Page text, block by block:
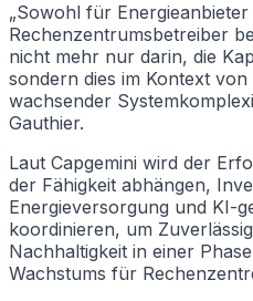
„Sowohl für
Rechenzentrumsbetreiber
nicht mehr nur darin, die
sondern dies im Kontext
wachsender
Gauthier.
Laut Capgemini wird der
der Fähigkeit abhängen,
Energieversorgung und KI-
koordinieren, um
Nachhaltigkeit in einer
Wachstums für